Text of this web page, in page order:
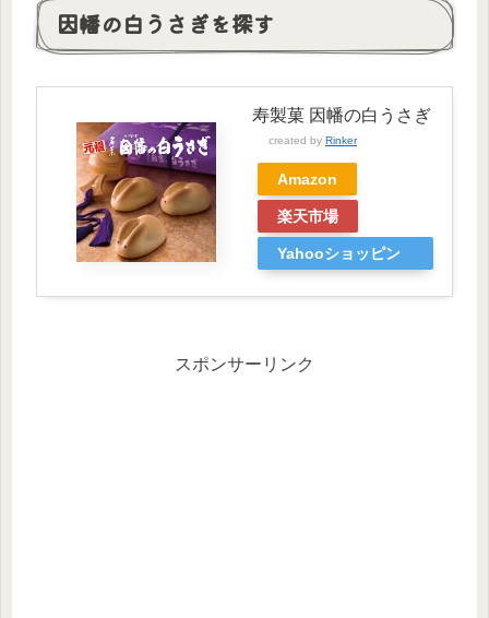
因幡の白うさぎを探す
寿製菓 因幡の白うさぎ
created by Rinker
Amazon
楽天市場
Yahooショッピン
スポンサーリンク